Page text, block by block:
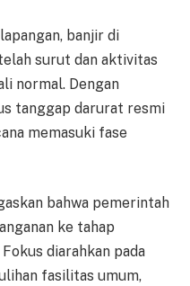
banjir di
surut dan aktivitas
normal. Dengan
tanggap darurat resmi
memasuki fase
bahwa pemerintah
ke tahap
diarahkan pada
fasilitas umum,